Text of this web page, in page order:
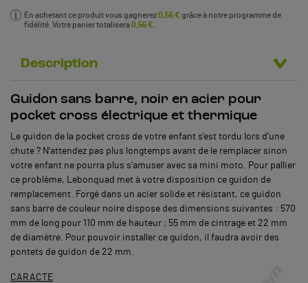
En achetant ce produit vous gagnerez0,56 € grâce à notre programme de
fidélité. Votre panier totalisera0,56 €
Description
Guidon sans barre, noir en acier pour
pocket cross électrique et thermique
Le guidon de la pocket cross de votre enfant s’est tordu lors d’une
chute ? N’attendez pas plus longtemps avant de le remplacer sinon
votre enfant ne pourra plus s’amuser avec sa mini moto. Pour pallier
ce problème, Lebonquad met à votre disposition ce guidon de
remplacement. Forgé dans un acier solide et résistant, ce guidon
sans barre de couleur noire dispose des dimensions suivantes : 570
mm de long pour 110 mm de hauteur ; 55 mm de cintrage et 22 mm
de diamètre. Pour pouvoir installer ce guidon, il faudra avoir des
pontets de guidon de 22 mm.
CARACTE